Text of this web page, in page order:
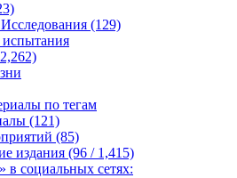
(129)
по тегам
(121)
(85)
издания (96 / 1,415)
в социальных сетях: